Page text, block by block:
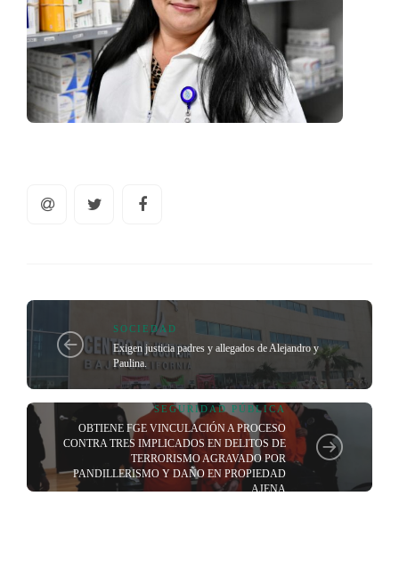
SOCIEDAD
Exigen justicia padres y allegados de Alejandro y
Paulina.
SEGURIDAD PÚBLICA
OBTIENE FGE VINCULACIÓN A PROCESO
CONTRA TRES IMPLICADOS EN DELITOS DE
TERRORISMO AGRAVADO POR
PANDILLERISMO Y DAÑO EN PROPIEDAD
AJENA